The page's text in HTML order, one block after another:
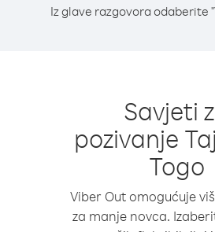
Iz glave razgovora odaberite
Savjeti
pozivanje
Togo
Viber Out omogućuje
za manje novca.